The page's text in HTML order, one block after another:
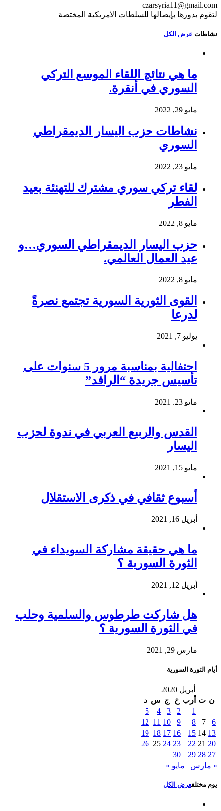
czarsyria11@gmail.com
لتقوم بدورها بإيصالها للسلطات الأمريكية المختصة
نشاطات عرض الكل
ما هي نتائج اللقاء الموسع التركي
السوري في أنقرة.
مايو 29, 2022
نشاطات حزب اليسار الديمقراطي
السوري
مايو 23, 2022
لقاء تركي سوري مشترك للتهنئة بعيد
الفطر
مايو 8, 2022
حزب اليسار الديمقراطي السوري…و
عيد العمال العالمي.
مايو 8, 2022
القوى الثورية السورية تجتمع نصرةً
لدرعا
يوليو 7, 2021
احتفالية بمناسبة مرور 5 سنوات على
تأسيس جريدة “الرافد”
مايو 23, 2021
القدس والربيع العربي في ندوة لحزب
اليسار
مايو 15, 2021
أسبوع ثقافي في ذكرى الاستقلال
أبريل 16, 2021
ما هي حقيقة مشاركة السويداء في
الثورة السورية ؟
أبريل 12, 2021
هل شاركت طرطوس والسلمية وحلب
في الثورة السورية ؟
مارس 29, 2021
أيام الثورة السورية
أبريل 2020
ن ث أرب خ ج س د
1
2
3
4
5
6
7
8
9
10
11
12
13
14
15
16
17
18
19
20
21
22
23
24
25
26
27
28
29
30
« مارس
مايو »
يوم مختلفعرض الكل